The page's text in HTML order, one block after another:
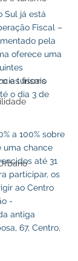
e turismo
Sul já está
Fiscal –
pela
oferece uma
fiscais
o dia 3 de
a 100% sobre
uma chance
até 31
participar, os
ao Centro
-
antiga
67, Centro,